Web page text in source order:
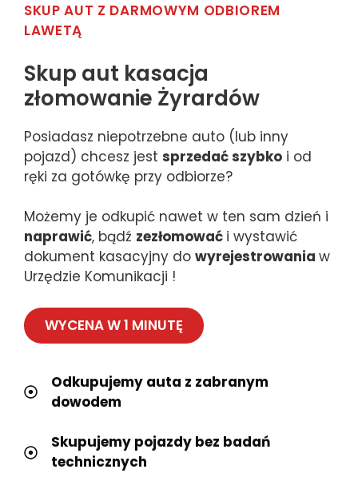
SKUP AUT Z DARMOWYM ODBIOREM
LAWETĄ
Skup aut kasacja
złomowanie Żyrardów
Posiadasz niepotrzebne auto (lub inny
pojazd) chcesz jest sprzedać szybko i od
ręki za gotówkę przy odbiorze?
Możemy je odkupić nawet w ten sam dzień i
naprawić, bądź zezłomować i wystawić
dokument kasacyjny do wyrejestrowania w
Urzędzie Komunikacji !
WYCENA W 1 MINUTĘ
Odkupujemy auta z zabranym
dowodem
Skupujemy pojazdy bez badań
technicznych